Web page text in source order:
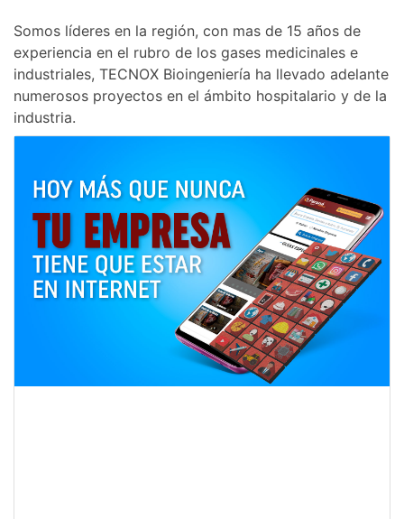
Somos líderes en la región, con mas de 15 años de
experiencia en el rubro de los gases medicinales e
industriales, TECNOX Bioingeniería ha llevado adelante
numerosos proyectos en el ámbito hospitalario y de la
industria.